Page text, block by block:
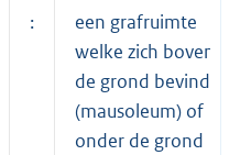
:
een grafruimte
welke zich boven
de grond bevindt
(mausoleum) of
onder de grond